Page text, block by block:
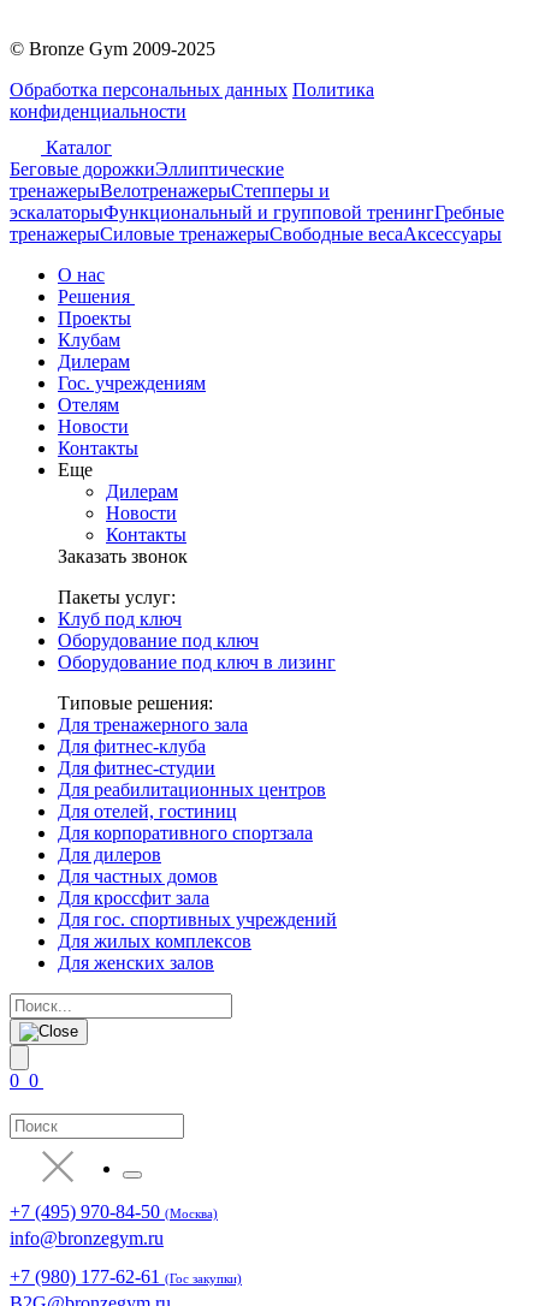
© Bronze Gym 2009-2025
Обработка персональных данных Политика
конфиденциальности
Каталог
Беговые дорожкиЭллиптические
тренажерыВелотренажерыСтепперы и
эскалаторыФункциональный и групповой тренингГребные
тренажерыСиловые тренажерыСвободные весаАксессуары
О нас
Решения
Проекты
Клубам
Дилерам
Гос. учреждениям
Отелям
Новости
Контакты
Еще
Дилерам
Новости
Контакты
Заказать звонок
Пакеты услуг:
Клуб под ключ
Оборудование под ключ
Оборудование под ключ в лизинг
Типовые решения:
Для тренажерного зала
Для фитнес-клуба
Для фитнес-студии
Для реабилитационных центров
Для отелей, гостиниц
Для корпоративного спортзала
Для дилеров
Для частных домов
Для кроссфит зала
Для гос. спортивных учреждений
Для жилых комплексов
Для женских залов
0 0
+7 (495) 970-84-50 (Москва)
info@bronzegym.ru
+7 (980) 177-62-61 (Гос закупки)